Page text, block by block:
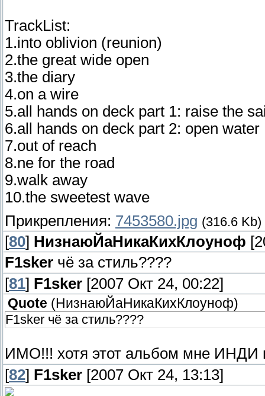
TrackList:
1.into oblivion (reunion)
2.the great wide open
3.the diary
4.on a wire
5.all hands on deck part 1: raise the
6.all hands on deck part 2: open water
7.out of reach
8.ne for the road
9.walk away
10.the sweetest wave
Прикрепления: 7453580.jpg (316.6 Kb)
[80] НизнаюЙаНикаКихКлоуноф
F1sker чё за стиль????
[81] F1sker [2007 Окт 24, 00:22]
Quote ( НизнаюЙаНикаКихКлоуноф)
F1sker чё за стиль????
ИМО!!! хотя этот альбом мне ИНДИ
[82] F1sker [2007 Окт 24, 13:13]